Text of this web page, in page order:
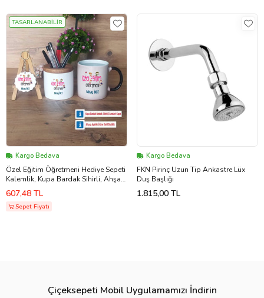
TASARLANABİLİR
Kargo Bedava
Özel Eğitim Öğretmeni Hediye Sepeti
Kalemlik, Kupa Bardak Sihirli, Ahşap
Anahtarlık Hediye (Model 1)
607,48 TL
Sepet Fiyatı
Kargo Bedava
FKN Pirinç Uzun Tip Ankastre Lüx
Duş Başlığı
1.815,00 TL
Çiçeksepeti Mobil Uygulamamızı İndirin